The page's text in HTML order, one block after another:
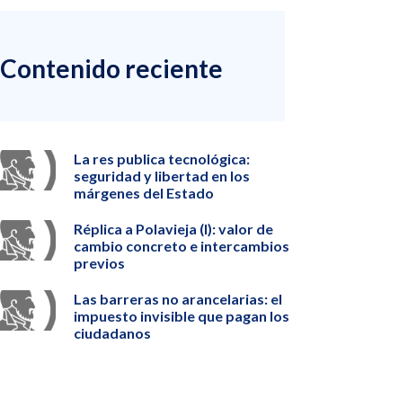
Contenido reciente
La res publica tecnológica:
seguridad y libertad en los
márgenes del Estado
Réplica a Polavieja (I): valor de
cambio concreto e intercambios
previos
Las barreras no arancelarias: el
impuesto invisible que pagan los
ciudadanos